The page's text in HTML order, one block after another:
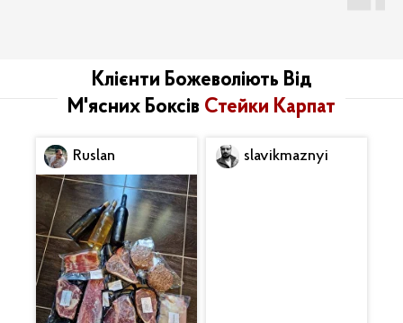
Клієнти Божеволіють Від
М'ясних Боксів Стейки Карпат
Ruslan slavikmaznyi